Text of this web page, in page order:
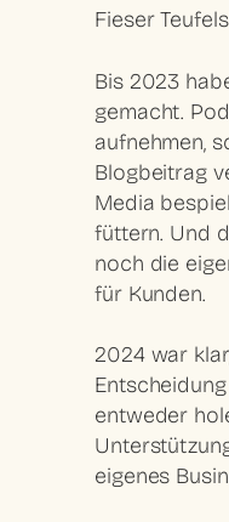
Fieser
Bis 2023
gemacht.
aufnehmen,
Blogbeitrag
Media
füttern. Und
noch die
für Kunden.
2024 war
entweder
eigenes